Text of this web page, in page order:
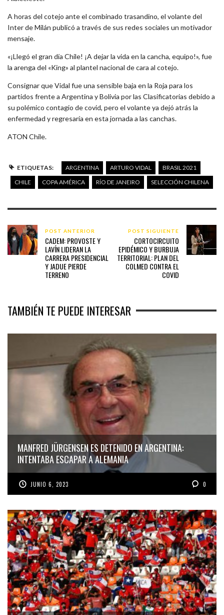
A horas del cotejo ante el combinado trasandino, el volante del
Inter de Milán publicó a través de sus redes sociales un motivador
mensaje.
«¡Llegó el gran día Chile! ¡A dejar la vida en la cancha, equipo!», fue
la arenga del «King» al plantel nacional de cara al cotejo.
Consignar que Vidal fue una sensible baja en la Roja para los
partidos frente a Argentina y Bolivia por las Clasificatorias debido a
su polémico contagio de covid, pero el volante ya dejó atrás la
enfermedad y regresaría en esta jornada a las canchas.
ATON Chile.
ETIQUETAS: ARGENTINA ARTURO VIDAL
BRASIL 2021
CHILE
COPA AMÉRICA RÍO DE JANEIRO SELECCIÓN CHILENA
POST ANTERIOR
CADEM: PROVOSTE Y
LAVÍN LIDERAN LA
CARRERA PRESIDENCIAL
Y JADUE PIERDE
TERRENO
POST SIGUIENTE
CORTOCIRCUITO
EPIDÉMICO Y BURBUJA
TERRITORIAL: PLAN DEL
COLMED CONTRA EL
COVID
TAMBIÉN TE PUEDE INTERESAR
MANFRED JÜRGENSEN ES DETENIDO EN ARGENTINA:
INTENTABA ESCAPAR A ALEMANIA
JUNIO 6, 2023 0